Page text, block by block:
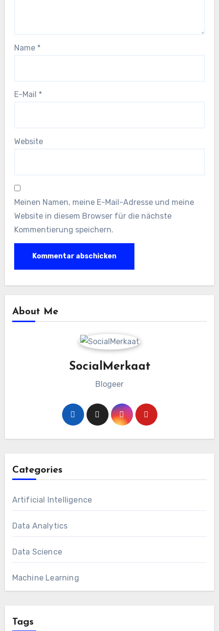
Name *
E-Mail *
Website
Meinen Namen, meine E-Mail-Adresse und meine
Website in diesem Browser für die nächste
Kommentierung speichern.
About Me
SocialMerkaat
Blogeer
Categories
Artificial Intelligence
Data Analytics
Data Science
Machine Learning
Tags